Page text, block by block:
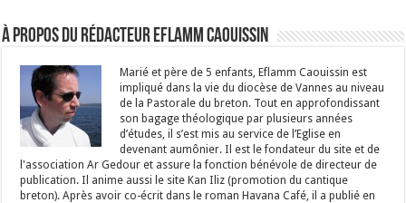
dans la science et dans l’amour de Dieu,
je te choisis comme protectrice
et patronne de mes études.
Ô Notre-Dame des bonnes études,
que l’Esprit-Saint me remplisse de lumière
À propos du rédacteur Eflamm Caouissin
Marié et père de 5 enfants, Eflamm Caouissin est
impliqué dans la vie du diocèse de Vannes au niveau
de la Pastorale du breton. Tout en approfondissant
son bagage théologique par plusieurs années
d’études, il s’est mis au service de l’Eglise en
devenant aumônier. Il est le fondateur du site et de
l'association Ar Gedour et assure la fonction bénévole de directeur de
publication. Il anime aussi le site Kan Iliz (promotion du cantique
breton). Après avoir co-écrit dans le roman Havana Café, il a publié en